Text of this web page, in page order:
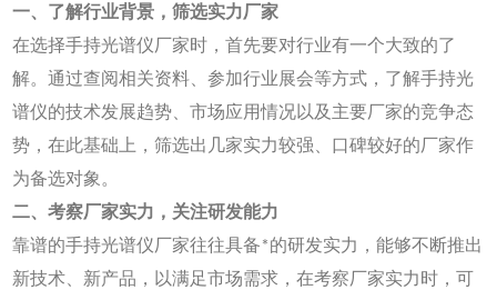
一、了解行业背景，筛选实力厂家
在选择手持光谱仪厂家时，首先要对行业有一个大致的了
解。通过查阅相关资料、参加行业展会等方式，了解手持光
谱仪的技术发展趋势、市场应用情况以及主要厂家的竞争态
势，在此基础上，筛选出几家实力较强、口碑较好的厂家作
为备选对象。
二、考察厂家实力，关注研发能力
靠谱的手持光谱仪厂家往往具备*的研发实力，能够不断推出
新技术、新产品，以满足市场需求，在考察厂家实力时，可